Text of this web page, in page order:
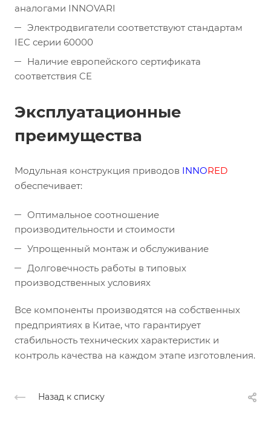
аналогами INNOVARI
Электродвигатели соответствуют стандартам
IEC серии 60000
Наличие европейского сертификата
соответствия CE
Эксплуатационные
преимущества
Модульная конструкция приводов INNORED
обеспечивает:
Оптимальное соотношение
производительности и стоимости
Упрощенный монтаж и обслуживание
Долговечность работы в типовых
производственных условиях
Все компоненты производятся на собственных
предприятиях в Китае, что гарантирует
стабильность технических характеристик и
контроль качества на каждом этапе изготовления.
Назад к списку